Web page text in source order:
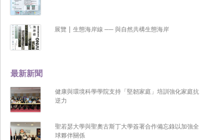
最新新聞
健康與環境科學學院支持「堅韌家庭」培訓強化家庭抗
逆力
聖若瑟大學與聖奧古斯丁大學簽署合作備忘錄以加強全
球夥伴關係
展覽 | 生態海岸線 ── 與自然共構生態海岸